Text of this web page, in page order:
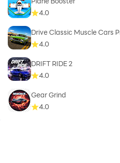
4.0
Drive Classic Muscle Cars
4.0
DRIFT RIDE 2
4.0
Gear Grind
4.0